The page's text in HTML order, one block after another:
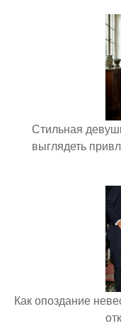
Стильная
выглядеть
Как опоздание